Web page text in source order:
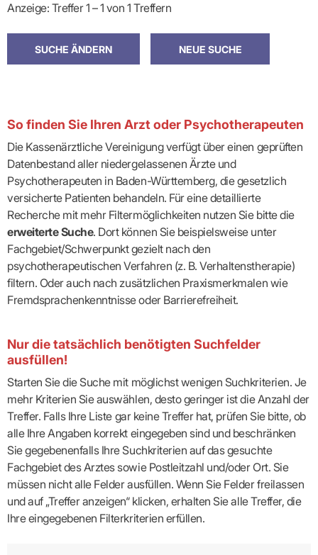
Anzeige: Treffer 1 – 1 von 1 Treffern
So finden Sie Ihren Arzt oder Psychotherapeuten
Die Kassenärztliche Vereinigung verfügt über einen geprüften
Datenbestand aller niedergelassenen Ärzte und
Psychotherapeuten in Baden-Württemberg, die gesetzlich
versicherte Patienten behandeln. Für eine detaillierte
Recherche mit mehr Filtermöglichkeiten nutzen Sie bitte die
erweiterte Suche. Dort können Sie beispielsweise unter
Fachgebiet/Schwerpunkt gezielt nach den
psychotherapeutischen Verfahren (z. B. Verhaltenstherapie)
filtern. Oder auch nach zusätzlichen Praxismerkmalen wie
Fremdsprachenkenntnisse oder Barrierefreiheit.
Nur die tatsächlich benötigten Suchfelder
ausfüllen!
Starten Sie die Suche mit möglichst wenigen Suchkriterien. Je
mehr Kriterien Sie auswählen, desto geringer ist die Anzahl der
Treffer. Falls Ihre Liste gar keine Treffer hat, prüfen Sie bitte, ob
alle Ihre Angaben korrekt eingegeben sind und beschränken
Sie gegebenenfalls Ihre Suchkriterien auf das gesuchte
Fachgebiet des Arztes sowie Postleitzahl und/oder Ort. Sie
müssen nicht alle Felder ausfüllen. Wenn Sie Felder freilassen
und auf „Treffer anzeigen“ klicken, erhalten Sie alle Treffer, die
Ihre eingegebenen Filterkriterien erfüllen.